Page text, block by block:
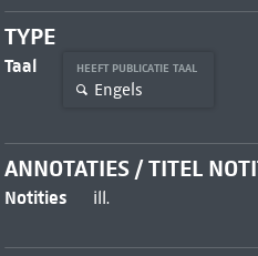
TYPE
Taal HEEFT PUBLICATIE TAAL
Engels
ANNOTATIES / TITEL
Notities ill.